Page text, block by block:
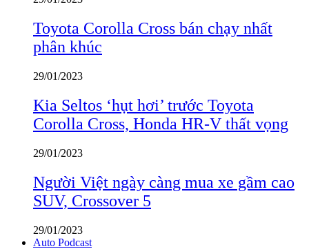
Toyota Corolla Cross bán chạy nhất
phân khúc
29/01/2023
Kia Seltos ‘hụt hơi’ trước Toyota
Corolla Cross, Honda HR-V thất vọng
29/01/2023
Người Việt ngày càng mua xe gầm cao
SUV, Crossover 5
29/01/2023
Auto Podcast